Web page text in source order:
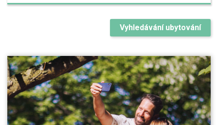
Vyhledávání ubytování